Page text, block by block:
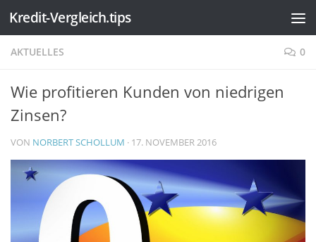
Zum Inhalt springen
Kredit-Vergleich.tips
AKTUELLES 0
Wie profitieren Kunden von niedrigen
Zinsen?
VON NORBERT SCHOLLUM · 17. NOVEMBER 2016